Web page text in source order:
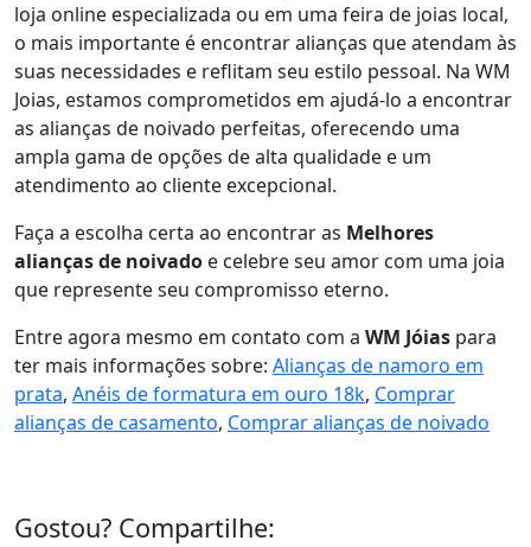
loja online especializada ou em uma feira de joias local,
o mais importante é encontrar alianças que atendam às
suas necessidades e reflitam seu estilo pessoal. Na WM
Joias, estamos comprometidos em ajudá-lo a encontrar
as alianças de noivado perfeitas, oferecendo uma
ampla gama de opções de alta qualidade e um
atendimento ao cliente excepcional.
Faça a escolha certa ao encontrar as Melhores
alianças de noivado e celebre seu amor com uma joia
que represente seu compromisso eterno.
Entre agora mesmo em contato com a WM Jóias para
ter mais informações sobre: Alianças de namoro em
prata, Anéis de formatura em ouro 18k, Comprar
alianças de casamento, Comprar alianças de noivado
Gostou? Compartilhe: